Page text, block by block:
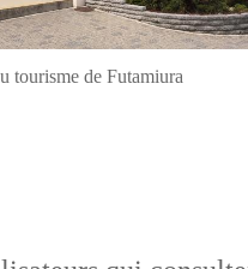
tourisme de Futamiura